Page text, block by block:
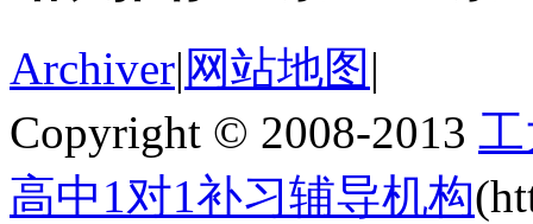
Archiver| 网站地图 |
Copyright © 2008-2013
高中1对1补习辅导机构